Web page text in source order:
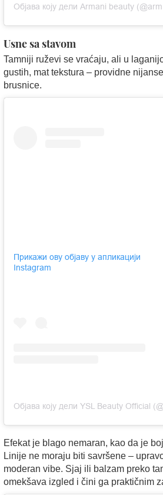
Usne sa stavom
Tamniji ruževi se vraćaju, ali u
gustih, mat tekstura – providne
brusnice.
Прикажи ову објаву у апликацији
Instagram
Efekat je blago nemaran, kao da je
Linije ne moraju biti savršene –
moderan vibe. Sjaj ili balzam preko
omekšava izgled i čini ga praktičnim